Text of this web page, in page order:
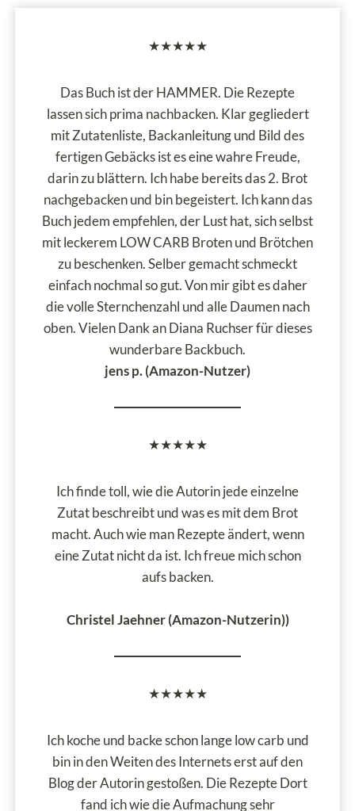
★★★★★
Das Buch ist der HAMMER. Die Rezepte
lassen sich prima nachbacken. Klar gegliedert
mit Zutatenliste, Backanleitung und Bild des
fertigen Gebäcks ist es eine wahre Freude,
darin zu blättern. Ich habe bereits das 2. Brot
nachgebacken und bin begeistert. Ich kann das
Buch jedem empfehlen, der Lust hat, sich selbst
mit leckerem LOW CARB Broten und Brötchen
zu beschenken. Selber gemacht schmeckt
einfach nochmal so gut. Von mir gibt es daher
die volle Sternchenzahl und alle Daumen nach
oben. Vielen Dank an Diana Ruchser für dieses
wunderbare Backbuch.
jens p. (Amazon-Nutzer)
★★★★★
Ich finde toll, wie die Autorin jede einzelne
Zutat beschreibt und was es mit dem Brot
macht. Auch wie man Rezepte ändert, wenn
eine Zutat nicht da ist. Ich freue mich schon
aufs backen.
Christel Jaehner (Amazon-Nutzerin))
★★★★★
Ich koche und backe schon lange low carb und
bin in den Weiten des Internets erst auf den
Blog der Autorin gestoßen. Die Rezepte Dort
fand ich wie die Aufmachung sehr